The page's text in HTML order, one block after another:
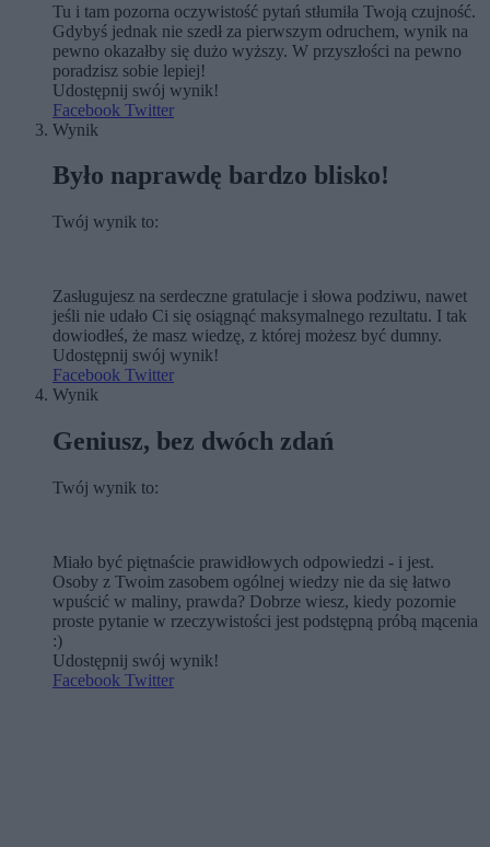
Tu i tam pozorna oczywistość pytań stłumiła Twoją czujność.
Gdybyś jednak nie szedł za pierwszym odruchem, wynik na
pewno okazałby się dużo wyższy. W przyszłości na pewno
poradzisz sobie lepiej!
Udostępnij swój wynik!
Facebook Twitter
Wynik
Było naprawdę bardzo blisko!
Twój wynik to:
Zasługujesz na serdeczne gratulacje i słowa podziwu, nawet
jeśli nie udało Ci się osiągnąć maksymalnego rezultatu. I tak
dowiodłeś, że masz wiedzę, z której możesz być dumny.
Udostępnij swój wynik!
Facebook Twitter
Wynik
Geniusz, bez dwóch zdań
Twój wynik to:
Miało być piętnaście prawidłowych odpowiedzi - i jest.
Osoby z Twoim zasobem ogólnej wiedzy nie da się łatwo
wpuścić w maliny, prawda? Dobrze wiesz, kiedy pozornie
proste pytanie w rzeczywistości jest podstępną próbą mącenia
:)
Udostępnij swój wynik!
Facebook Twitter